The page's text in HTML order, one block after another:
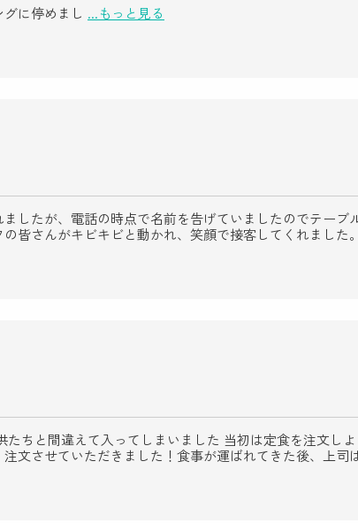
に停めまし ...もっと見る
したが、電話の時点で名前を告げていましたのでテー
皆さんがキビキビと動かれ、笑顔で接客してくれました
たちと間違えて入ってしまいました 当初は定食を注文し
文させていただきました！食事が運ばれてきた後、上司